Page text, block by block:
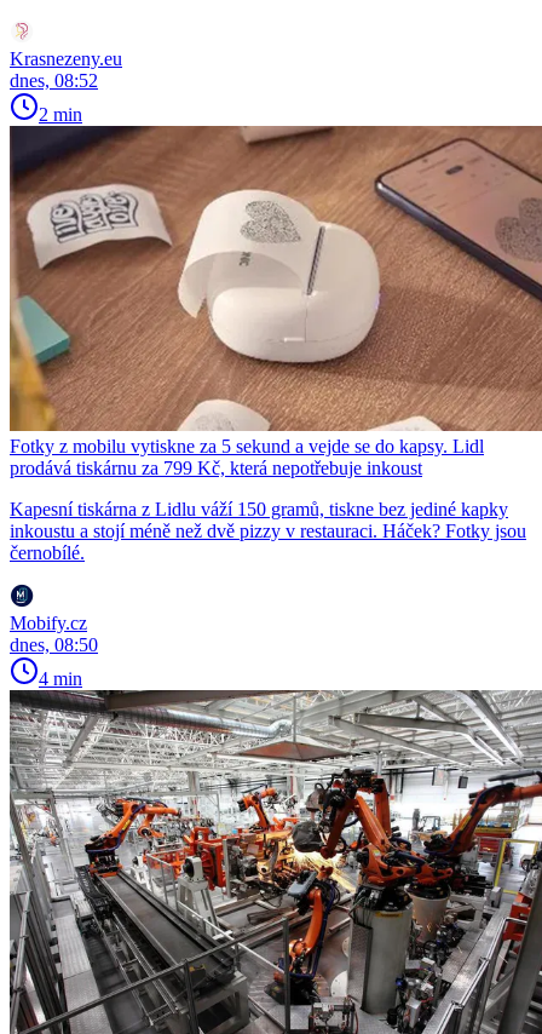
Krasnezeny.eu
dnes, 08:52
2 min
Fotky z mobilu vytiskne za 5 sekund a vejde se do kapsy. Lidl
prodává tiskárnu za 799 Kč, která nepotřebuje inkoust
Kapesní tiskárna z Lidlu váží 150 gramů, tiskne bez jediné kapky
inkoustu a stojí méně než dvě pizzy v restauraci. Háček? Fotky jsou
černobílé.
Mobify.cz
dnes, 08:50
4 min